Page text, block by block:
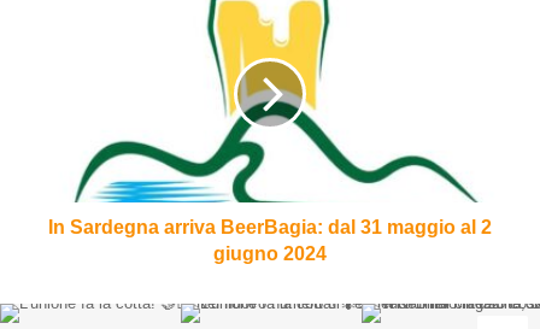
giugnoIn Sardegna arriva BeerBagia: dal 31 maggio al 2
giugno 2024